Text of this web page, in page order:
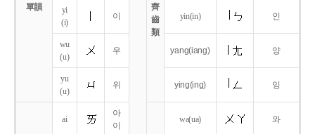
單韻
齊
齒
類
yi
(i)
이 yin(in) 인
wu
(u)
우 yang(iang) 양
yu
(u)
위 ying(ing) 잉
ai
아
이
wa(ua) 와